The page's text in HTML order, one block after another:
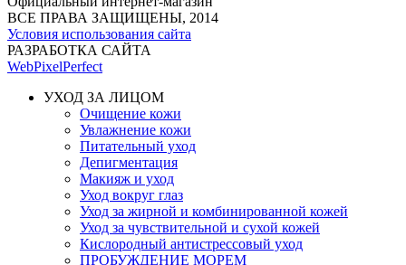
ВСЕ ПРАВА ЗАЩИЩЕНЫ, 2014
Условия использования сайта
РАЗРАБОТКА САЙТА
WebPixelPerfect
УХОД ЗА ЛИЦОМ
Очищение кожи
Увлажнение кожи
Питательный уход
Депигментация
Макияж и уход
Уход вокруг глаз
Уход за жирной и комбинированной кожей
Уход за чувствительной и сухой кожей
Кислородный антистрессовый уход
ПРОБУЖДЕНИЕ МОРЕМ